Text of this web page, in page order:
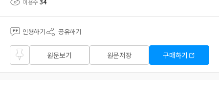
이용수34
인용하기 공유하기
즐겨
찾기
원문보기 원문저장 구매하기